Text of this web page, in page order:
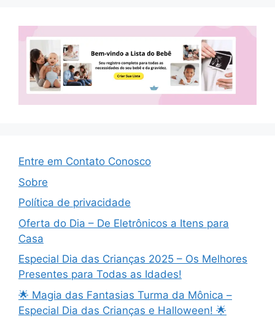
Entre em Contato Conosco
Sobre
Política de privacidade
Oferta do Dia – De Eletrônicos a Itens para
Casa
Especial Dia das Crianças 2025 – Os Melhores
Presentes para Todas as Idades!
🌟 Magia das Fantasias Turma da Mônica –
Especial Dia das Crianças e Halloween! 🌟